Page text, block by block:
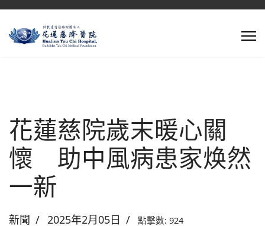
花蓮慈院歲末暖心關
懷 助中風病患家焕然
一新
新聞 2025年2月05日 點擊數: 924